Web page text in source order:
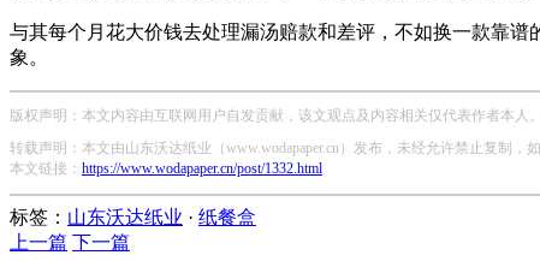
与其每个月花大价钱去处理漏汤赔款和差评，不如换一款靠
象。
版权声明：本文内容由互联网用户自发贡献，该文观点及内容相关仅代表作者本
转载声明：本文由山东沃达纸业（www.wodapaper.cn）发布，未经允许禁止复制，
本文链接： https://www.wodapaper.cn/post/1332.html
标签： 山东沃达纸业 · 纸餐盒
上一篇 下一篇